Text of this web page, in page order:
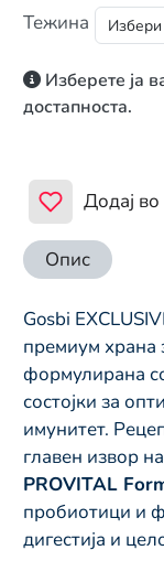
Тежина
Изберете ја
достапноста.
Додај
Опис
Gosbi
премиум храна
формулирана
состојки за
имунитет.
главен извор
PROVITAL
пробиотици и
дигестија и